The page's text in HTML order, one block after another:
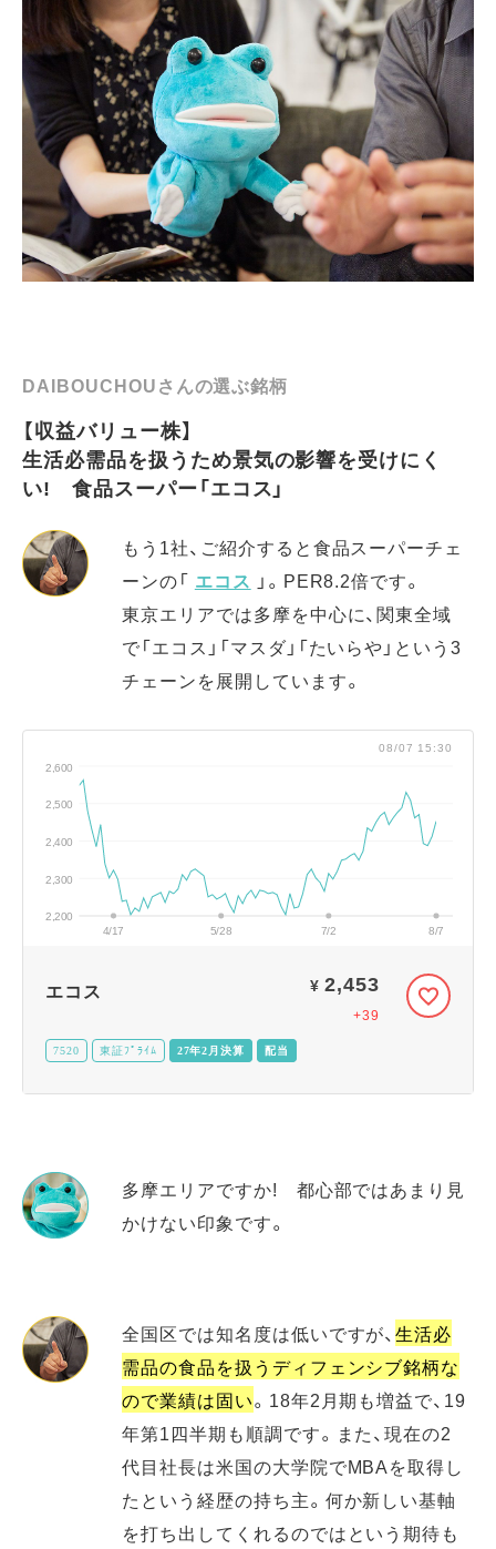
DAIBOUCHOUさんの選ぶ銘柄
【収益バリュー株】
生活必需品を扱うため景気の影響を受けにく
い! 食品スーパー「エコス」
もう1社、ご紹介すると食品スーパーチェ
ーンの「 エコス 」。PER8.2倍です。
東京エリアでは多摩を中心に、関東全域
で「エコス」「マスダ」「たいらや」という3
チェーンを展開しています。
08/07 15:30
2,200
2,300
2,400
2,500
2,600
4/17 5/28 7/2 8/7
エコス ¥2,453
+39
7520 東証ﾌﾟﾗｲﾑ 27年2月決算 配当
多摩エリアですか! 都心部ではあまり見
かけない印象です。
全国区では知名度は低いですが、生活必
需品の食品を扱うディフェンシブ銘柄な
ので業績は固い。18年2月期も増益で、19
年第1四半期も順調です。また、現在の2
代目社長は米国の大学院でMBAを取得し
たという経歴の持ち主。何か新しい基軸
を打ち出してくれるのではという期待も